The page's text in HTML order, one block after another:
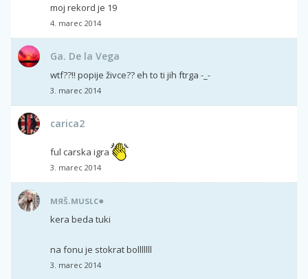
moj rekord je 19
4. marec 2014
Ga. De la Vega
wtf??!! popije živce?? eh to ti jih ftrga -_-
3. marec 2014
carica2
ful carska igra
3. marec 2014
мяš.мυѕιc●
kera beda tuki
na fonu je stokrat bolllllll
3. marec 2014